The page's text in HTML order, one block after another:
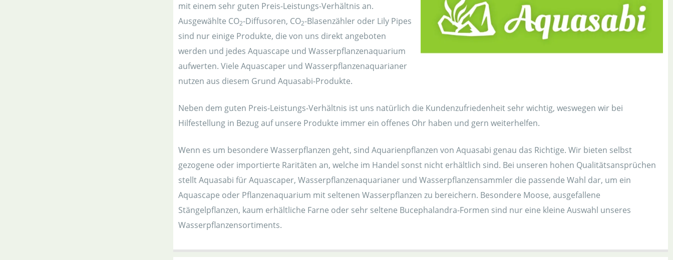
mit einem sehr guten Preis-Leistungs-Verhältnis an.
Ausgewählte CO2-Diffusoren, CO2-Blasenzähler oder Lily Pipes
sind nur einige Produkte, die von uns direkt angeboten
werden und jedes Aquascape und Wasserpflanzenaquarium
aufwerten. Viele Aquascaper und Wasserpflanzenaquarianer
nutzen aus diesem Grund Aquasabi-Produkte.
Neben dem guten Preis-Leistungs-Verhältnis ist uns natürlich die Kundenzufriedenheit sehr wichtig, weswegen wir bei
Hilfestellung in Bezug auf unsere Produkte immer ein offenes Ohr haben und gern weiterhelfen.
Wenn es um besondere Wasserpflanzen geht, sind Aquarienpflanzen von Aquasabi genau das Richtige. Wir bieten selbst
gezogene oder importierte Raritäten an, welche im Handel sonst nicht erhältlich sind. Bei unseren hohen Qualitätsansprüchen
stellt Aquasabi für Aquascaper, Wasserpflanzenaquarianer und Wasserpflanzensammler die passende Wahl dar, um ein
Aquascape oder Pflanzenaquarium mit seltenen Wasserpflanzen zu bereichern. Besondere Moose, ausgefallene
Stängelpflanzen, kaum erhältliche Farne oder sehr seltene Bucephalandra-Formen sind nur eine kleine Auswahl unseres
Wasserpflanzensortiments.